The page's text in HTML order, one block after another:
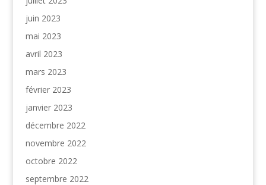
juin 2023
mai 2023
avril 2023
mars 2023
février 2023
janvier 2023
décembre 2022
novembre 2022
octobre 2022
septembre 2022